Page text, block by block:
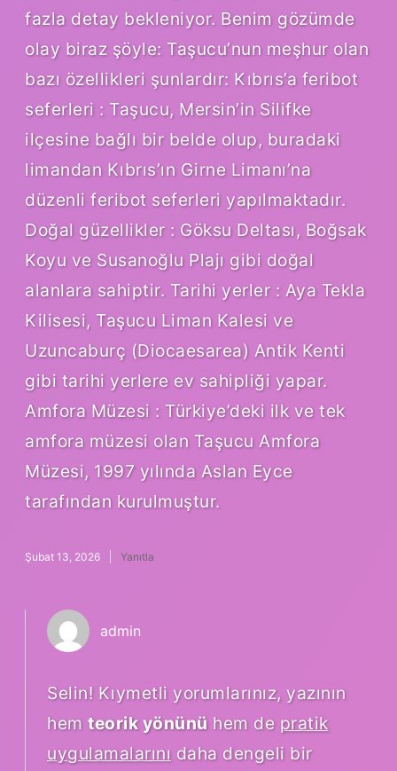
fazla detay bekleniyor. Benim gözümde
olay biraz şöyle: Taşucu’nun meşhur olan
bazı özellikleri şunlardır: Kıbrıs’a feribot
seferleri : Taşucu, Mersin’in Silifke
ilçesine bağlı bir belde olup, buradaki
limandan Kıbrıs’ın Girne Limanı’na
düzenli feribot seferleri yapılmaktadır.
Doğal güzellikler : Göksu Deltası, Boğsak
Koyu ve Susanoğlu Plajı gibi doğal
alanlara sahiptir. Tarihi yerler : Aya Tekla
Kilisesi, Taşucu Liman Kalesi ve
Uzuncaburç (Diocaesarea) Antik Kenti
gibi tarihi yerlere ev sahipliği yapar.
Amfora Müzesi : Türkiye’deki ilk ve tek
amfora müzesi olan Taşucu Amfora
Müzesi, 1997 yılında Aslan Eyce
tarafından kurulmuştur.
Şubat 13, 2026 Yanıtla
admin
Selin! Kıymetli yorumlarınız, yazının
hem teorik yönünühem de pratik
uygulamalarını daha dengeli bir